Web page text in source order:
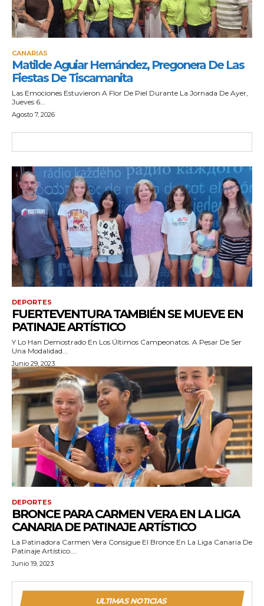
CANARIAS
Matilde Aguiar Hernández, Pregonera De Las
Fiestas De Tiscamanita
Las Emociones Estuvieron A Flor De Piel Durante La Jornada De Ayer,
Jueves 6...
Agosto 7, 2026
DEPORTES
FUERTEVENTURA TAMBIÉN SE MUEVE EN
PATINAJE ARTÍSTICO
Y Lo Han Demostrado En Los Últimos Campeonatos. A Pesar De Ser
Una Modalidad...
Junio 29, 2023
DEPORTES
BRONCE PARA CARMEN VERA EN LA LIGA
CANARIA DE PATINAJE ARTÍSTICO
La Patinadora Carmen Vera Consigue El Bronce En La Liga Canaria De
Patinaje Artístico....
Junio 19, 2023
ULTIMAS NOTICIAS